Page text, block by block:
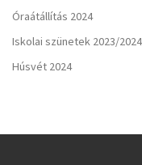
Óraátállítás 2024
Iskolai szünetek 2023/
Húsvét 2024